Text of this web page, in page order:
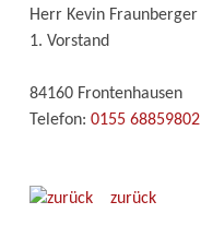
Herr Kevin Fraunberger
1. Vorstand
84160 Frontenhausen
Telefon: 0155 68859802
zurück